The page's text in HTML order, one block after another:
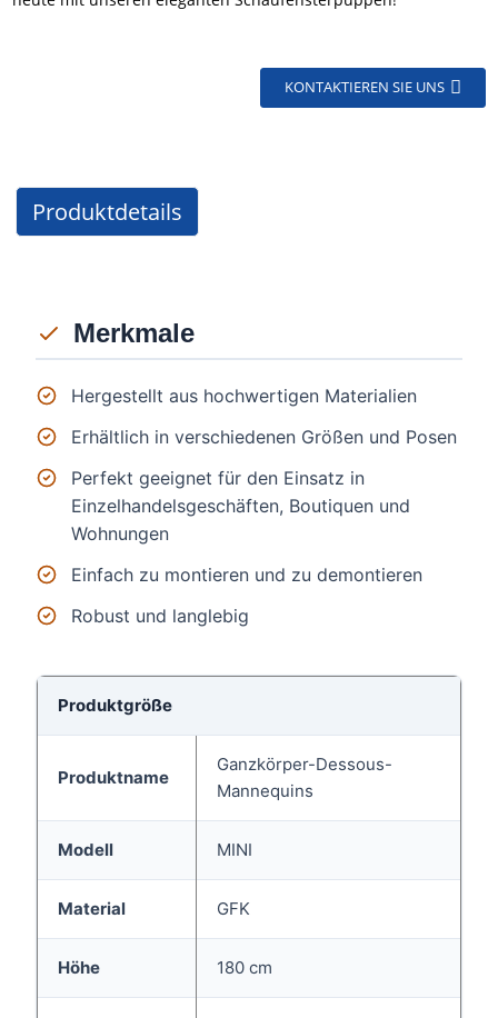
KONTAKTIEREN SIE UNS
Produktdetails
Merkmale
Hergestellt aus hochwertigen Materialien
Erhältlich in verschiedenen Größen und Posen
Perfekt geeignet für den Einsatz in
Einzelhandelsgeschäften, Boutiquen und
Wohnungen
Einfach zu montieren und zu demontieren
Robust und langlebig
Produktgröße
Produktname
Ganzkörper-Dessous-
Mannequins
Modell MINI
Material GFK
Höhe 180 cm